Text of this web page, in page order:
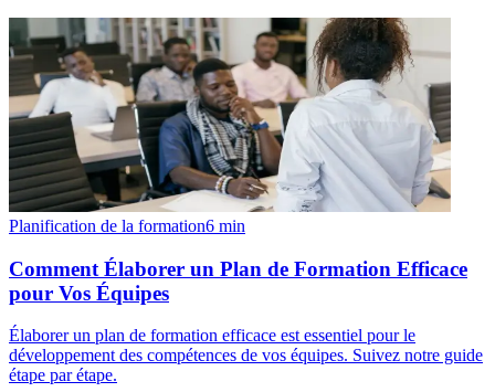
Planification de la formation6 min
Comment Élaborer un Plan de Formation Efficace
pour Vos Équipes
Élaborer un plan de formation efficace est essentiel pour le
développement des compétences de vos équipes. Suivez notre guide
étape par étape.